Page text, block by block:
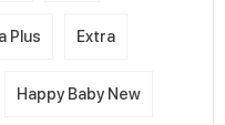
Plus Extra
Happy Baby New